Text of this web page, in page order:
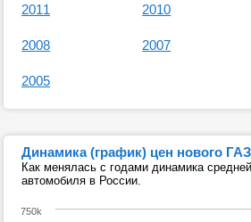
2011 2010
2008 2007
2005
Динамика (график) цен нового
Как менялась с годами динамика
автомобиля в России.
750k